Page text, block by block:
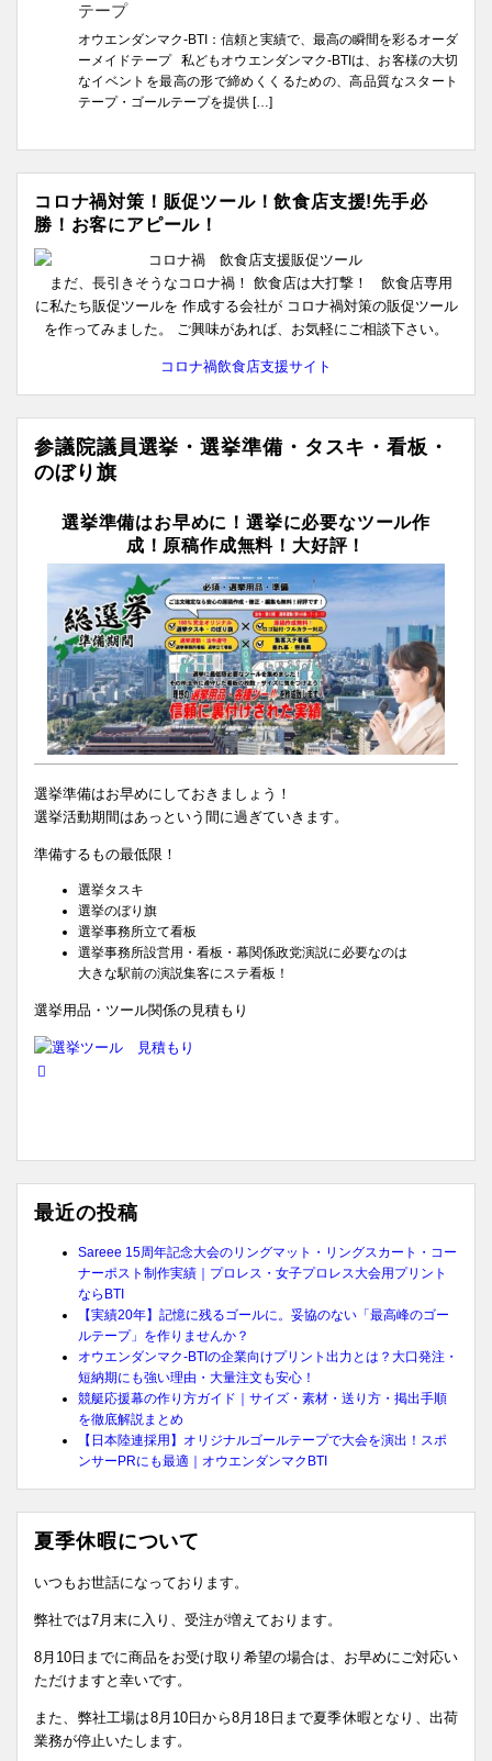
テープ
オウエンダンマク-BTI：信頼と実績で、最高の瞬間を彩るオーダ
ーメイドテープ 私どもオウエンダンマク-BTIは、お客様の大切
なイベントを最高の形で締めくくるための、高品質なスタート
テープ・ゴールテープを提供 […]
コロナ禍対策！販促ツール！飲食店支援!先手必
勝！お客にアピール！
まだ、長引きそうなコロナ禍！ 飲食店は大打撃！ 飲食店専用
に私たち販促ツールを 作成する会社が コロナ禍対策の販促ツール
を作ってみました。 ご興味があれば、お気軽にご相談下さい。
コロナ禍飲食店支援サイト
参議院議員選挙・選挙準備・タスキ・看板・
のぼり旗
選挙準備はお早めに！選挙に必要なツール作
成！原稿作成無料！大好評！
選挙準備はお早めにしておきましょう！
選挙活動期間はあっという間に過ぎていきます。
準備するもの最低限！
選挙タスキ
選挙のぼり旗
選挙事務所立て看板
選挙事務所設営用・看板・幕関係政党演説に必要なのは
大きな駅前の演説集客にステ看板！
選挙用品・ツール関係の見積もり
最近の投稿
Sareee 15周年記念大会のリングマット・リングスカート・コー
ナーポスト制作実績｜プロレス・女子プロレス大会用プリント
ならBTI
【実績20年】記憶に残るゴールに。妥協のない「最高峰のゴー
ルテープ」を作りませんか？
オウエンダンマク-BTIの企業向けプリント出力とは？大口発注・
短納期にも強い理由・大量注文も安心！
競艇応援幕の作り方ガイド｜サイズ・素材・送り方・掲出手順
を徹底解説まとめ
【日本陸連採用】オリジナルゴールテープで大会を演出！スポ
ンサーPRにも最適｜オウエンダンマクBTI
夏季休暇について
いつもお世話になっております。
弊社では7月末に入り、受注が増えております。
8月10日までに商品をお受け取り希望の場合は、お早めにご対応い
ただけますと幸いです。
また、弊社工場は8月10日から8月18日まで夏季休暇となり、出荷
業務が停止いたします。